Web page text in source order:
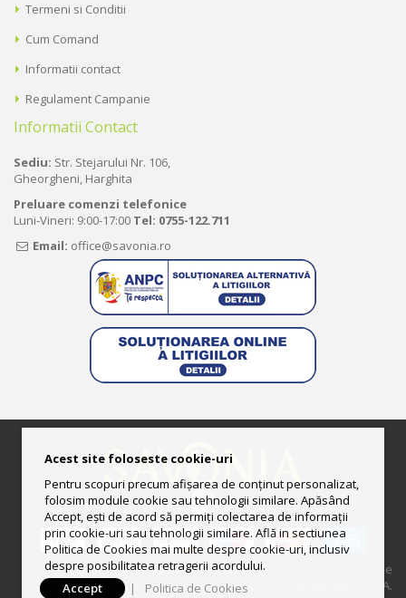
Termeni si Conditii
Cum Comand
Informatii contact
Regulament Campanie
Informatii Contact
Sediu: Str. Stejarului Nr. 106,
Gheorgheni, Harghita
Preluare comenzi telefonice
Luni-Vineri: 9:00-17:00 Tel: 0755-122.711
Email: office@savonia.ro
© 2013-2025 Magazin online deţinut şi administrat de
UNGURAS ION LUCIAN II CUI: RO33444158 | Preturile includ TVA.
Acest site foloseste cookie-uri
Pentru scopuri precum afișarea de conținut personalizat,
folosim module cookie sau tehnologii similare. Apăsând
Accept, ești de acord să permiți colectarea de informații
prin cookie-uri sau tehnologii similare. Află in sectiunea
Politica de Cookies mai multe despre cookie-uri, inclusiv
despre posibilitatea retragerii acordului.
Accept
| Politica de Cookies